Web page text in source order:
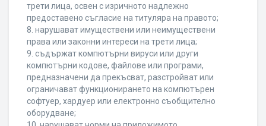
трети лица, освен с изричното надлежно
предоставено съгласие на титуляра на правото;
8. нарушават имуществени или неимуществени
права или законни интереси на трети лица;
9. съдържат компютърни вируси или други
компютърни кодове, файлове или програми,
предназначени да прекъсват, разстройват или
ограничават функционирането на компютърен
софтуер, хардуер или електронно съобщително
оборудване;